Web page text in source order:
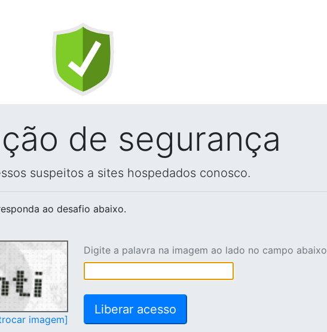
de segurança
suspeitos a sites hospedados conosco.
ao desafio abaixo.
imagem]
Digite a palavra na imagem ao lado no campo abaixo